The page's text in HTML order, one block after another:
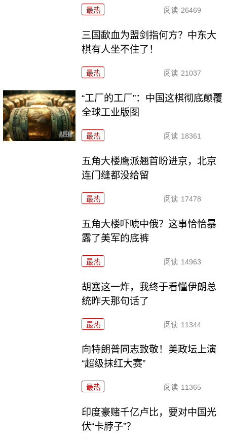
最热 阅读 26469
三国歃血为盟剑指何方？中东大
棋有人坐不住了！
最热 阅读 21037
“工厂的工厂”：中国这棋彻底颠覆
全球工业版图
最热 阅读 18361
五角大楼鹰派翘首盼进京，北京
连门缝都没给留
最热 阅读 17478
五角大楼吓唬中俄？这事恰恰暴
露了美军的底裤
最热 阅读 14963
胡塞这一炸，我终于看懂伊朗总
统昨天那句话了
最热 阅读 11344
向特朗普同志致敬！美政坛上演
“超级抹红大赛”
最热 阅读 11365
印度豪赌千亿卢比，要对中国光
伏“卡脖子”？